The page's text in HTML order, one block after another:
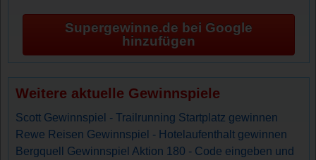
Supergewinne.de bei Google
hinzufügen
Weitere aktuelle Gewinnspiele
Scott Gewinnspiel - Trailrunning Startplatz gewinnen
Rewe Reisen Gewinnspiel - Hotelaufenthalt gewinnen
Bergquell Gewinnspiel Aktion 180 - Code eingeben und